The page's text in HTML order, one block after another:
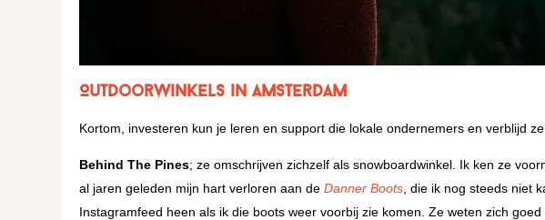
Outdoorwinkels in Amsterdam
Kortom, investeren kun je leren en support die lokale ondernemers en verblijd
Behind The Pines; ze omschrijven zichzelf als snowboardwinkel. Ik ken ze
al jaren geleden mijn hart verloren aan deDanner Boots , die ik nog steeds niet
Instagramfeed heen als ik die boots weer voorbij zie komen. Ze weten zich